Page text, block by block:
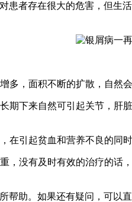
患者存在很大的危害，但生
面积不断的扩散，自然会
来自然可引起关节，肝
起贫血和营养不良的同时
有及时有效的治疗的话
。如果还有疑问，可以直